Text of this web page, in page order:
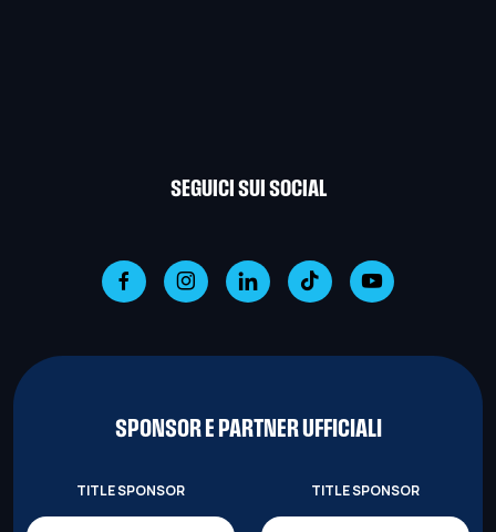
SEGUICI SUI SOCIAL
SPONSOR E PARTNER UFFICIALI
TITLE SPONSOR TITLE SPONSOR